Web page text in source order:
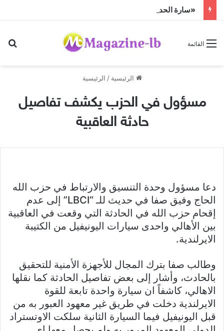
«سارة الحديدي» تواجه الجن زمباهولا على تياترو آفاق
القائمة
الرئيسية / الرئيسية
مسؤول في الحزب يكشف تفاصيل
حادثة العاقبية
دعا مسؤول وحدة التنسيق والارتباط في حزب الله
الحاج وفيق صفا في حديث للـ “LBCI” إلى عدم
إقحام حزب الله في الحادثة التي وقعت في العاقبية
بين الأهالي واحدى سيارات اليونيفيل من الكتيبة
الايرلندية.
وطالب صفا بترك المجال للأجهزة الأمنية للتحقيق
بالحادث، وأشار إلى بعض تفاصيل الحادثة كما نقلها
الاهالي، كاشفاً ان سيارة واحدة تابعة للقوة
الايرلندية دخلت في طريق غير معهود العبور به من
قبل اليونيفيل فيما السيارة الثانية سلكت الاوتستراد